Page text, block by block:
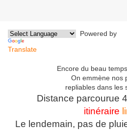
Powered by
Translate
Encore du beau
On emmène nos
repliables dans les
Distance parcourue
itinéraire
Le lendemain, pas de